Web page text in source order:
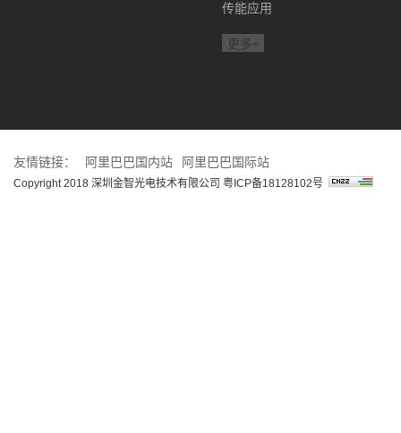
传能应用
更多+
友情链接： 阿里巴巴国内站 阿里巴巴国际站
Copyright 2018 深圳金智光电技术有限公司 粤ICP备18128102号